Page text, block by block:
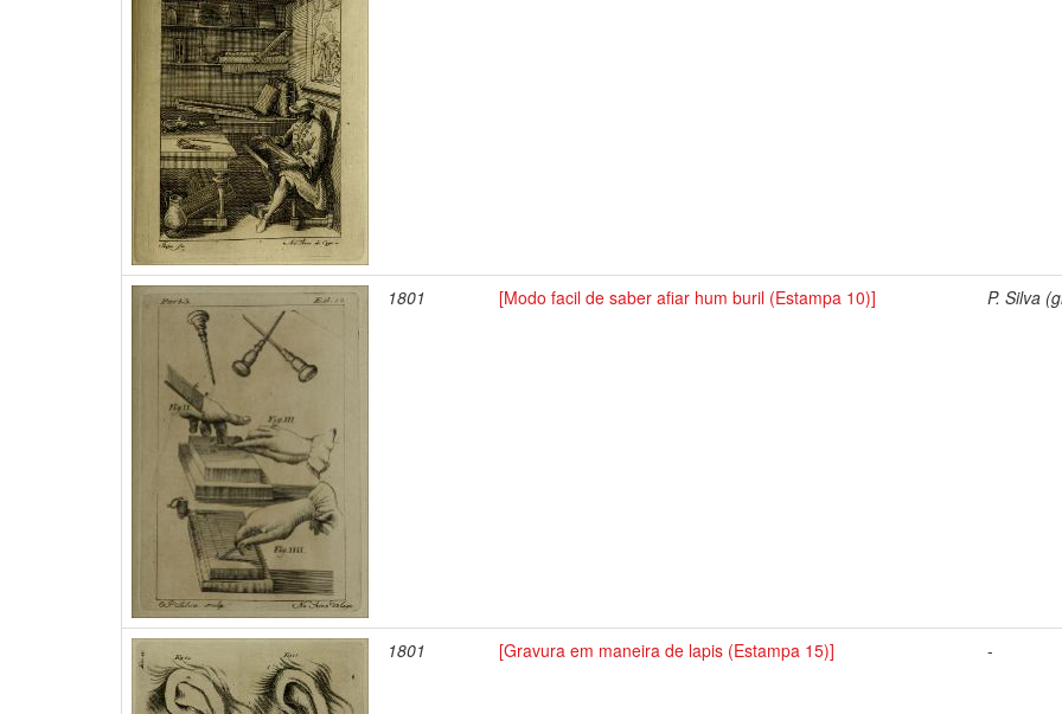
1801 [Modo facil de saber afiar hum buril (Estampa 10)] P. Silva
1801 [Gravura em maneira de lapis (Estampa 15)] -